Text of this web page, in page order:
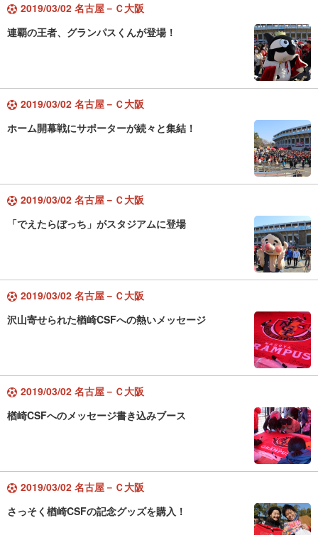
2019/03/02 名古屋－Ｃ大阪
連覇の王者、グランパスくんが登場！
2019/03/02 名古屋－Ｃ大阪
ホーム開幕戦にサポーターが続々と集結！
2019/03/02 名古屋－Ｃ大阪
「でえたらぼっち」がスタジアムに登場
2019/03/02 名古屋－Ｃ大阪
沢山寄せられた楢崎CSFへの熱いメッセージ
2019/03/02 名古屋－Ｃ大阪
楢崎CSFへのメッセージ書き込みブース
2019/03/02 名古屋－Ｃ大阪
さっそく楢崎CSFの記念グッズを購入！